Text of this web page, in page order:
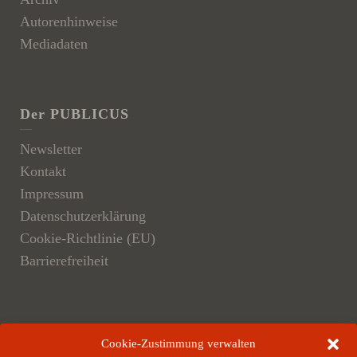
Cookie-Zustimmung verwalten
Autorenhinweise
Mediadaten
Der PUBLICUS
Newsletter
Kontakt
Impressum
Datenschutzerklärung
Cookie-Richtlinie (EU)
Barrierefreiheit